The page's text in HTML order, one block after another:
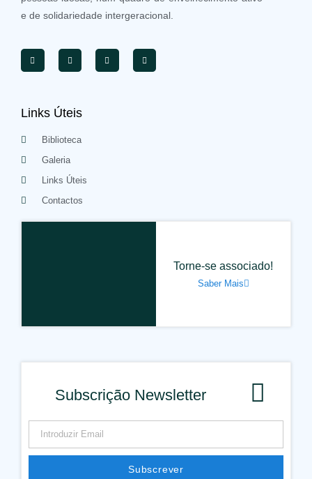
e de solidariedade intergeracional.
Links Úteis
Biblioteca
Galeria
Links Úteis
Contactos
Torne-se associado!
Saber Mais
Subscrição Newsletter
Subscrever